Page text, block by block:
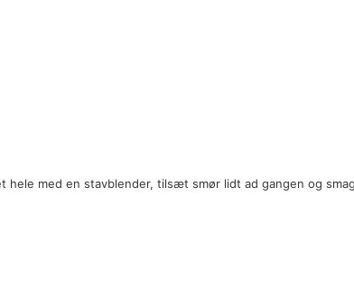
hele med en stavblender, tilsæt smør lidt ad gangen og